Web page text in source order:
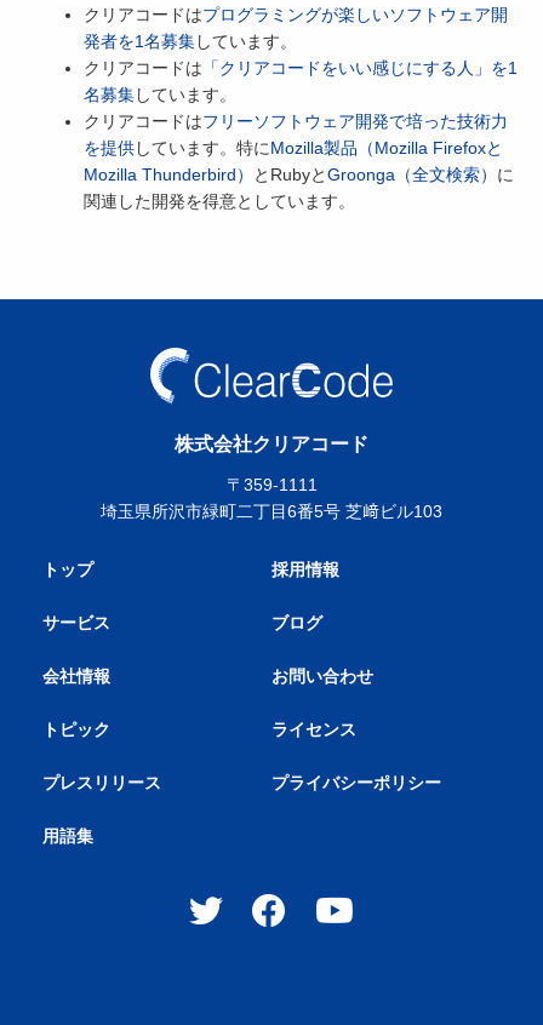
クリアコードはプログラミングが楽しいソフトウェア開
発者を1名募集しています。
クリアコードは 「クリアコードをいい感じにする人」を1
名募集しています。
クリアコードはフリーソフトウェア開発で培った技術力
を提供しています。特にMozilla製品（Mozilla Firefoxと
Mozilla Thunderbird）
とRubyとGroonga（全文検索） に
関連した開発を得意としています。
株式会社クリアコード
〒359-1111
埼玉県所沢市緑町二丁目6番5号 芝﨑ビル103
トップ
サービス
会社情報
トピック
プレスリリース
用語集
採用情報
ブログ
お問い合わせ
ライセンス
プライバシーポリシー